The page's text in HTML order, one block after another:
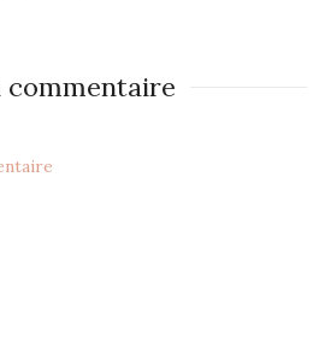
commentaire